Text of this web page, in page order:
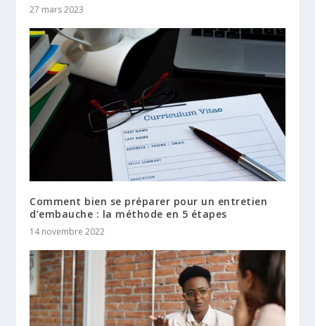
27 mars 2023
Comment bien se préparer pour un entretien
d’embauche : la méthode en 5 étapes
14 novembre 2022